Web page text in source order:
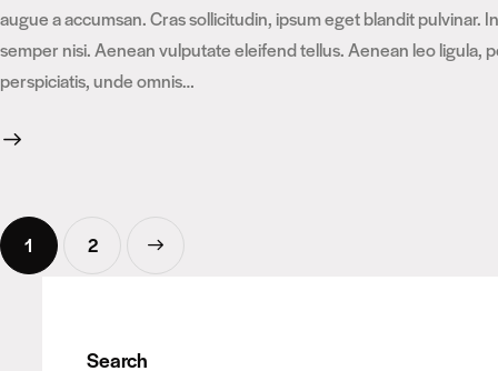
augue a accumsan. Cras sollicitudin, ipsum eget blandit
semper nisi. Aenean vulputate eleifend tellus. Aenean leo ligula,
perspiciatis, unde omnis…
1 2
Search